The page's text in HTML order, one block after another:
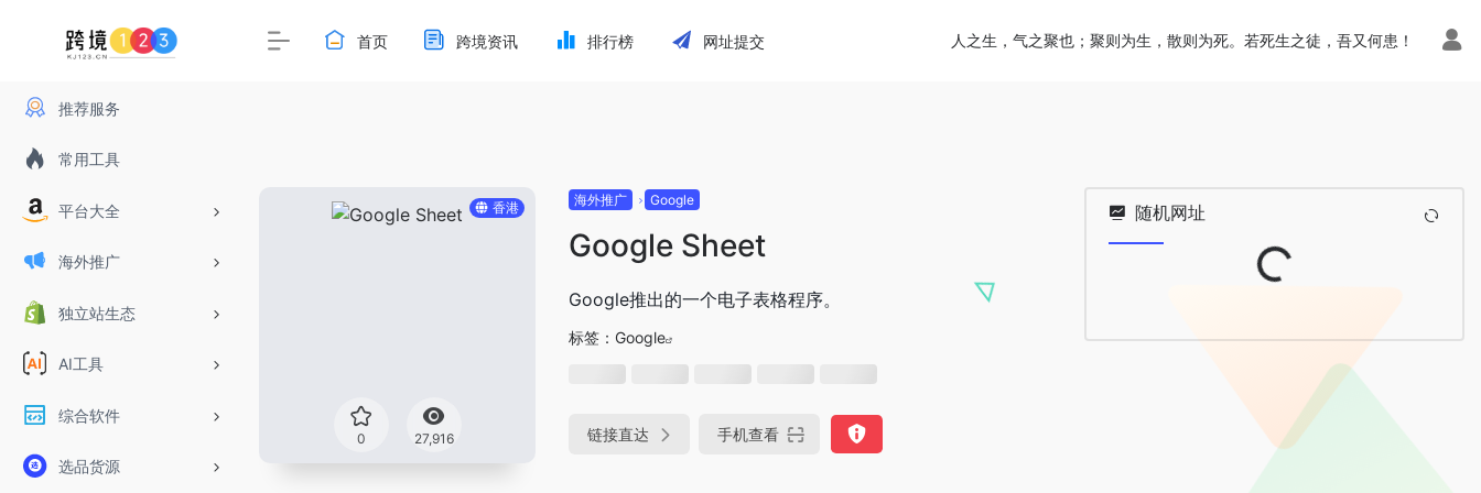
推荐服务
常用工具
平台大全
海外推广
独立站生态
AI工具
综合软件
选品货源
首页 跨境资讯 排行榜 网址提交 人之生，气之聚也；聚则为生，散则为死。若死生之徒，吾又何患！
香港
0 27,916
海外推广 Google
Google Sheet
Google推出的一个电子表格程序。
标签： Google
链接直达 手机查看
随机网址 Loading...